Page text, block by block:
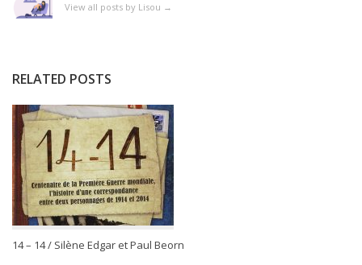
View all posts by Lisou →
RELATED POSTS
14 – 14 / Silène Edgar et Paul Beorn